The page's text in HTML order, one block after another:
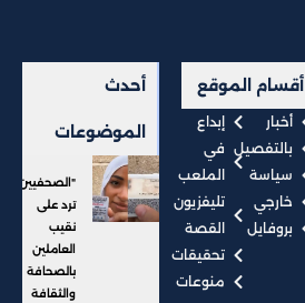
أقسام الموقع
أخبار
بالتفصيل
سياسة
خارجي
بروفايل
إبداع
في
الملعب
تليفزيون
القصة
تحقيقات
منوعات
أحدث
الموضوعات
"الصحفيين"
ترد على
نقيب
العاملين
بالصحافة
والثقافة